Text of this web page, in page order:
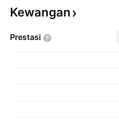
Kewangan
Prestasi